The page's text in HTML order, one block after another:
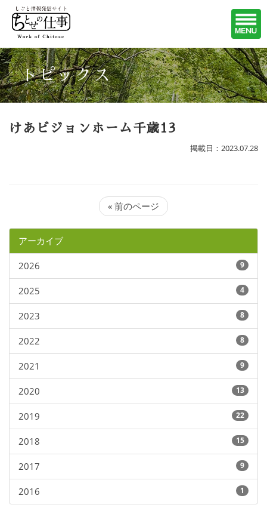
トピックス
けあビジョンホーム千歳13
掲載日：2023.07.28
« 前のページ
アーカイブ
2026 9
2025 4
2023 8
2022 8
2021 9
2020 13
2019 22
2018 15
2017 9
2016 1